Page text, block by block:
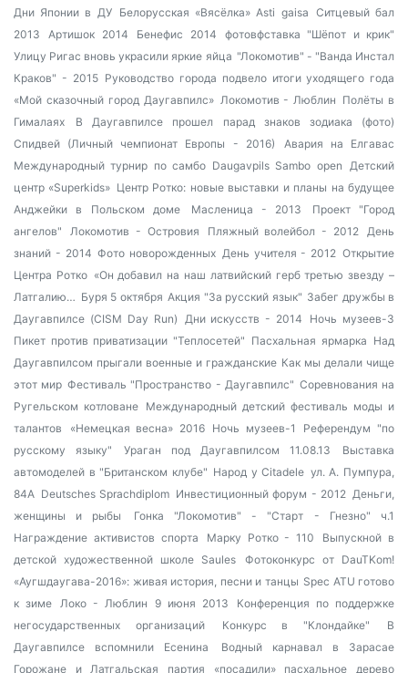
Дни Японии в ДУ Белорусская «Вясёлка»Asti gaisa Ситцевый бал
2013
Артишок 2014 Бенефис 2014
фотовфставка "Шёпот и крик"
Улицу Ригас вновь украсили яркие яйца "Локомотив" - "Ванда Инстал
Краков" - 2015 Руководство города подвело итоги уходящего года
«Мой сказочный город Даугавпилс» Локомотив - Люблин Полёты в
Гималаях
В Даугавпилсе прошел парад знаков зодиака (фото)
Спидвей (Личный чемпионат Европы - 2016)
Авария на Елгавас
Международный турнир по самбо Daugavpils Sambo open
Детский
центр «Superkids» Центр Ротко: новые выставки и планы на будущее
Анджейки в Польском доме
Масленица - 2013
Проект "Город
ангелов"
Локомотив - Островия Пляжный волейбол - 2012 День
знаний - 2014 Фото новорожденных День учителя - 2012 Открытие
Центра Ротко «Он добавил на наш латвийский герб третью звезду –
Латгалию… Буря 5 октября Акция "За русский язык" Забег дружбы в
Даугавпилсе (CISM Day Run) Дни искусств - 2014
Ночь музеев-3
Пикет против приватизации "Теплосетей" Пасхальная ярмарка Над
Даугавпилсом прыгали военные и гражданские Как мы делали чище
этот мир Фестиваль "Пространство - Даугавпилс" Соревнования на
Ругельском котловане Международный детский фестиваль моды и
талантов
«Немецкая весна» 2016 Ночь музеев-1
Референдум "по
русскому языку"
Ураган под Даугавпилсом 11.08.13
Выставка
автомоделей в "Британском клубе" Народ у Citadele ул. А. Пумпура,
84А Deutsches Sprachdiplom Инвестиционный форум - 2012 Деньги,
женщины и рыбы
Гонка "Локомотив" - "Старт - Гнезно" ч.1
Награждение активистов спорта
Марку Ротко - 110
Выпускной в
детской художественной школе Saules
Фотоконкурс от DauTKom!
«Аугшдаугава-2016»: живая история, песни и танцы Spec ATU готово
к зиме
Локо - Люблин 9 июня 2013
Конференция по поддержке
негосударственных организаций
Конкурс в "Клондайке"
В
Даугавпилсе вспомнили Есенина
Водный карнавал в Зарасае
Горожане и Латгальская партия «посадили» пасхальное дерево